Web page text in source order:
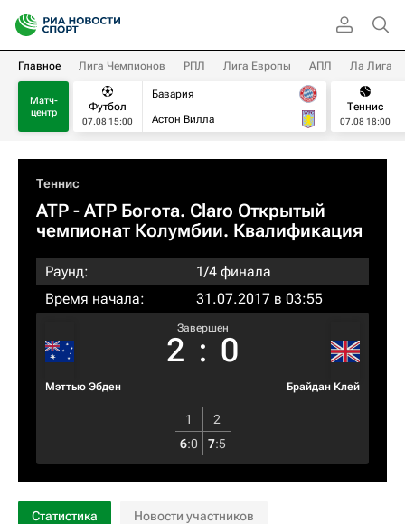
Главное Лига Чемпионов РПЛ Лига Европы АПЛ Ла Лига
Матч-
центр
Футбол
07.08 15:00
Бавария
Астон Вилла
Теннис
07.08 18:00
Теннис
ATP - ATP Богота. Claro Открытый
чемпионат Колумбии. Квалификация
Раунд:
1/4 финала
Время начала:
31.07.2017 в 03:55
Мэттью Эбден
Завершен
2 : 0
Брайдан Клей
1
2
6:0 7:5
Статистика Новости участников